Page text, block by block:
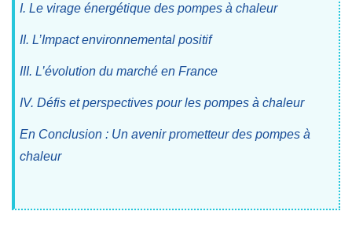
I. Le virage énergétique des pompes à chaleur
II. L’Impact environnemental positif
III. L’évolution du marché en France
IV. Défis et perspectives pour les pompes à chaleur
En Conclusion : Un avenir prometteur des pompes à
chaleur